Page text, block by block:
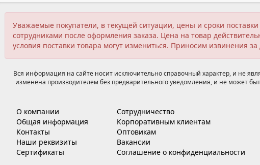
Уважаемые покупатели, в текущей ситуации, цены и сроки
сотрудниками после оформления заказа. Цена на товар
условия поставки товара могут измениться. Приносим извинения
Вся информация на сайте носит исключительно справочный характер, и не
изменена производителем без предварительного уведомления, и не может
О компании
Общая информация
Контакты
Наши реквизиты
Сертификаты
Сотрудничество
Корпоративным клиентам
Оптовикам
Вакансии
Соглашение о конфиденциальности